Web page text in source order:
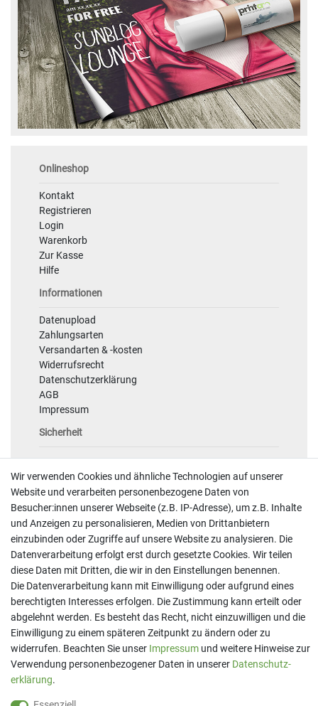
Onlineshop
Kontakt
Registrieren
Login
Warenkorb
Zur Kasse
Hilfe
Informationen
Datenupload
Zahlungsarten
Versandarten & -kosten
Widerrufsrecht
Datenschutzerklärung
AGB
Impressum
Sicherheit
Kontakt
Telefon:07191 - 9 33 21 80
E-Mail:info@printaro.de
Bürozeiten
Mo - Fr 09:00 Uhr - 13:00 Uhr
Wir verwenden Cookies und ähnliche Technologien auf unserer
Website und verarbeiten personenbezogene Daten von
Besucher:innen unserer Webseite (z.B. IP-Adresse), um z.B. Inhalte
und Anzeigen zu personalisieren, Medien von Drittanbietern
einzubinden oder Zugriffe auf unsere Website zu analysieren. Die
Datenverarbeitung erfolgt erst durch gesetzte Cookies. Wir teilen
diese Daten mit Dritten, die wir in den Einstellungen benennen.
Die Datenverarbeitung kann mit Einwilligung oder aufgrund eines
berechtigten Interesses erfolgen. Die Zustimmung kann erteilt oder
abgelehnt werden. Es besteht das Recht, nicht einzuwilligen und die
Einwilligung zu einem späteren Zeitpunkt zu ändern oder zu
widerrufen. Beachten Sie unser Impressum und weitere Hinweise zur
Verwendung personenbezogener Daten in unserer Daten­schutz­
erklärung.